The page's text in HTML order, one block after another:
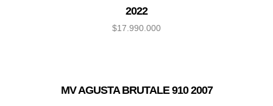
2022
$17.990.000
MV AGUSTA BRUTALE 910 2007